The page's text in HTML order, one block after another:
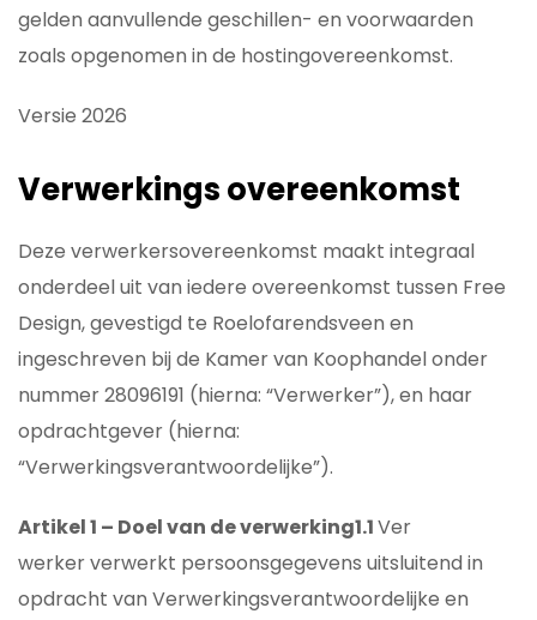
gelden aanvullende geschillen- en voorwaarden
zoals opgenomen in de hostingovereenkomst.
Versie 2026
Verwerkings overeenkomst
Deze verwerkersovereenkomst maakt integraal
onderdeel uit van iedere overeenkomst tussen Free
Design, gevestigd te Roelofarendsveen en
ingeschreven bij de Kamer van Koophandel onder
nummer 28096191 (hierna: “Verwerker”), en haar
opdrachtgever (hierna:
“Verwerkingsverantwoordelijke”).
Artikel 1 – Doel van de verwerking1.1Ver
werker verwerkt persoonsgegevens uitsluitend in
opdracht van Verwerkingsverantwoordelijke en